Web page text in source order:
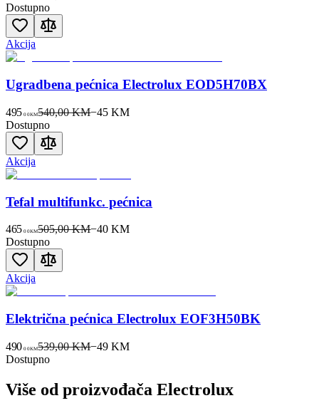
Dostupno
Akcija
Ugradbena pećnica Electrolux EOD5H70BX
495 00KM540,00 KM−45 KM
Dostupno
Akcija
Tefal multifunkc. pećnica
465 00KM505,00 KM−40 KM
Dostupno
Akcija
Električna pećnica Electrolux EOF3H50BK
490 00KM539,00 KM−49 KM
Dostupno
Više od proizvođača Electrolux